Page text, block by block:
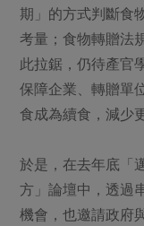
期」的方式判斷食
考量；食物轉贈法
此拉鋸，仍待產官
保障企業、轉贈單
食成為續食，減少
於是，在去年底「
方」論壇中，透過
機會，也邀請政府